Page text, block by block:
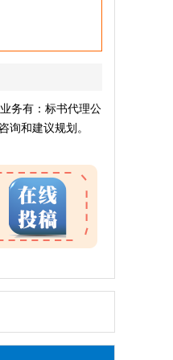
务有：标书代理公
询和建议规划。